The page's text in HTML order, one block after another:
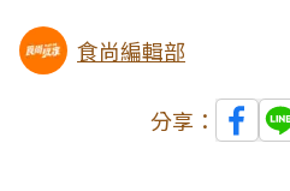
食尚編輯部
分享：